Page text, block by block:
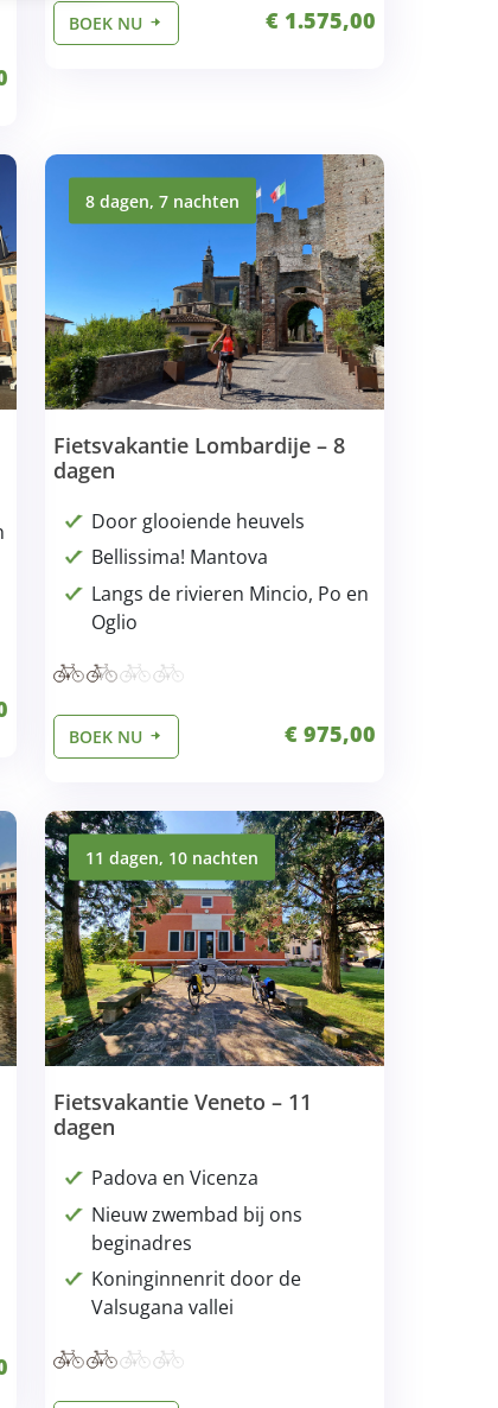
BOEK NU € 1.575,00
8 dagen, 7 nachten
Fietsvakantie Lombardije – 8
dagen
Door glooiende heuvels
Bellissima! Mantova
Langs de rivieren Mincio, Po en
Oglio
BOEK NU € 975,00
11 dagen, 10 nachten
Fietsvakantie Veneto – 11
dagen
Padova en Vicenza
Nieuw zwembad bij ons
beginadres
Koninginnenrit door de
Valsugana vallei